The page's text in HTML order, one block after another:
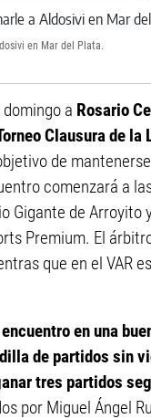
en Mar del Plata.
a Rosario
Clausura de la
de
comenzará a
Gigante de Arroyito
Premium. El
que en el VAR
en una
de partidos sin
tres partidos
por Miguel Ángel